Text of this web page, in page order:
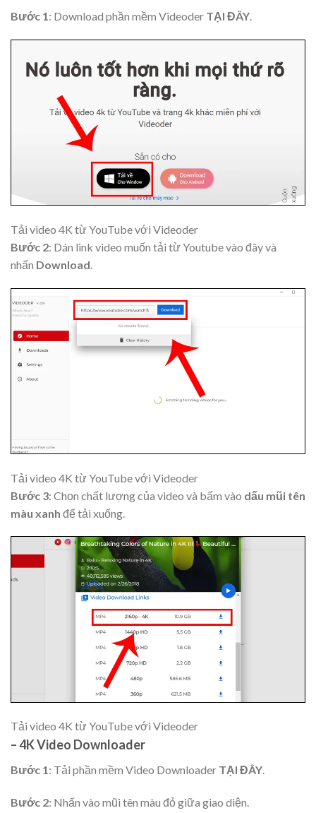
Bước 1: Download phần mềm Videoder TẠI ĐÂY.
Tải video 4K từ YouTube với Videoder
Bước 2: Dán link video muốn tải từ Youtube vào đây và
nhấn Download.
Tải video 4K từ YouTube với Videoder
Bước 3: Chọn chất lượng của video và bấm vào dấu mũi tên
màu xanh để tải xuống.
Tải video 4K từ YouTube với Videoder
– 4K Video Downloader
Bước 1: Tải phần mềm Video Downloader TẠI ĐÂY.
Bước 2: Nhấn vào mũi tên màu đỏ giữa giao diện.